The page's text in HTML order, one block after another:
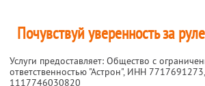
Почувствуй уверенность за
Услуги предоставляет: Общество с
ответственностью "Астрон", ИНН 7717691273
1117746030820